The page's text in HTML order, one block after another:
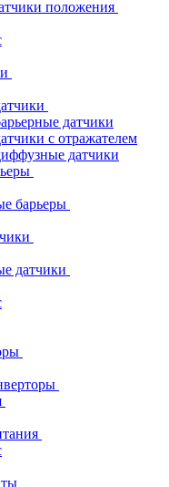
положения
датчики
с отражателем
датчики
барьеры
датчики